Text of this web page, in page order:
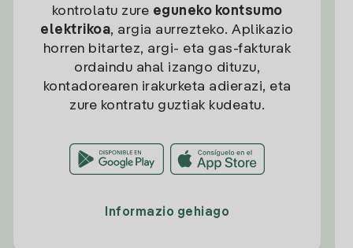
kontrolatu zure eguneko kontsumo
elektrikoa, argia aurrezteko. Aplikazio
horren bitartez, argi- eta gas-fakturak
ordaindu ahal izango dituzu,
kontadorearen irakurketa adierazi, eta
zure kontratu guztiak kudeatu.
Informazio gehiago